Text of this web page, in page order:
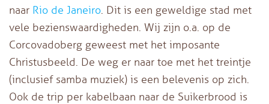
naar Rio de Janeiro. Dit is een geweldige stad met
vele bezienswaardigheden. Wij zijn o.a. op de
Corcovadoberg geweest met het imposante
Christusbeeld. De weg er naar toe met het treintje
(inclusief samba muziek) is een belevenis op zich.
Ook de trip per kabelbaan naar de Suikerbrood is